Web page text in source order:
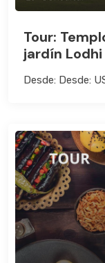
Tour:
jardín
Desde: Desde: